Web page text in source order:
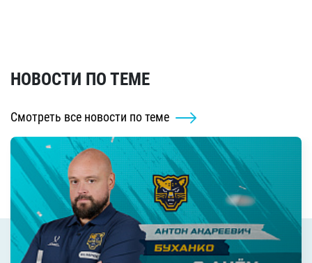
НОВОСТИ ПО ТЕМЕ
Смотреть все новости по теме